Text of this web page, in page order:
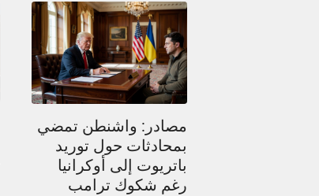
مصادر: واشنطن تمضي
بمحادثات حول توريد
باتريوت إلى أوكرانيا
رغم شكوك ترامب